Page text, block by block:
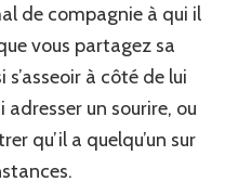
de compagnie à qui il
vous partagez sa
s’asseoir à côté de lui
adresser un sourire, ou
qu’il a quelqu’un sur